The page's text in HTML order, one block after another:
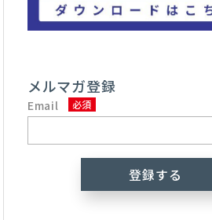
メルマガ登録
Email